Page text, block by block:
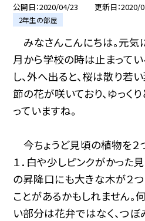
公開日 2020/04/23 更新日 2020/
2年生の部屋
みなさんこんにちは。元気
月から学校の時は止まってい
し、外へ出ると、桜は散り若
節の花が咲いており、ゆっく
っていますね。
今ちょうど見頃の植物を２
１．白や少しピンクがかった
の昇降口にも大きな木が２
ことがあるかもしれません。
い部分は花弁ではなく、つ